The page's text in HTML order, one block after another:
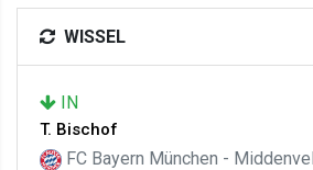
WISSEL
IN
T. Bischof
FC Bayern München -